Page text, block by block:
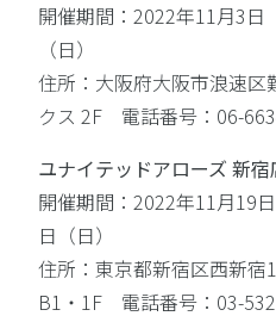
開催期間：2022年11月3日
（日）
住所：大阪府大阪市浪速区
クス 2F 電話番号：06-
ユナイテッドアローズ 新
開催期間：2022年11月19
日（日）
住所：東京都新宿区西新宿
B1・1F 電話番号：03-